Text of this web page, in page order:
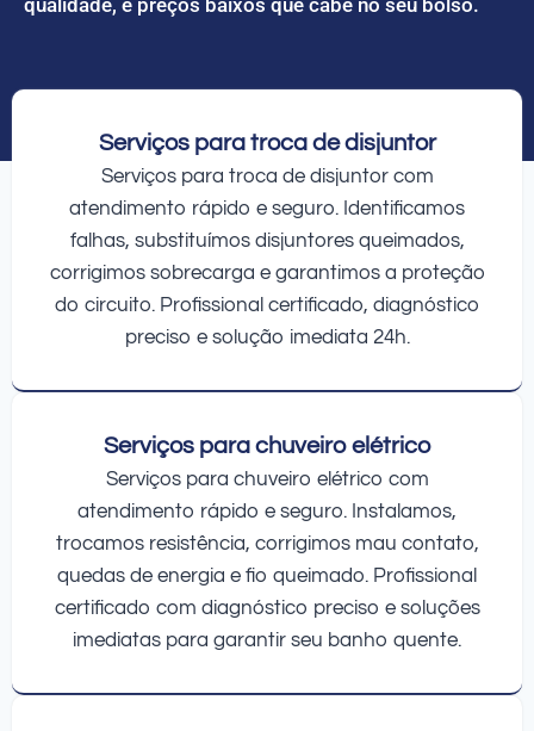
Serviços para troca de disjuntor
Serviços para troca de disjuntor com
atendimento rápido e seguro. Identificamos
falhas, substituímos disjuntores queimados,
corrigimos sobrecarga e garantimos a proteção
do circuito. Profissional certificado, diagnóstico
preciso e solução imediata 24h.
Serviços para chuveiro elétrico
Serviços para chuveiro elétrico com
atendimento rápido e seguro. Instalamos,
trocamos resistência, corrigimos mau contato,
quedas de energia e fio queimado. Profissional
certificado com diagnóstico preciso e soluções
imediatas para garantir seu banho quente.